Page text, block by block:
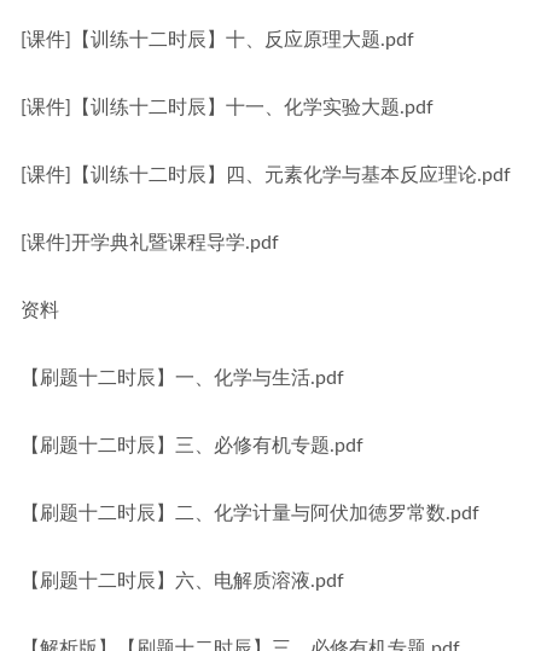
[课件]【训练十二时辰】十、反应原理大题.pdf
[课件]【训练十二时辰】十一、化学实验大题.pdf
[课件]【训练十二时辰】四、元素化学与基本反应理论.pdf
[课件]开学典礼暨课程导学.pdf
资料
【刷题十二时辰】一、化学与生活.pdf
【刷题十二时辰】三、必修有机专题.pdf
【刷题十二时辰】二、化学计量与阿伏加徳罗常数.pdf
【刷题十二时辰】六、电解质溶液.pdf